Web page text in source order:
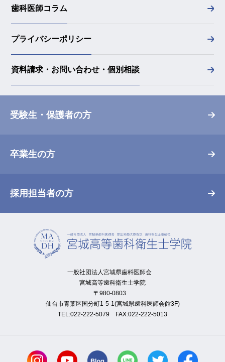
歯科医師コラム
プライバシーポリシー
資料請求・お問い合わせ・個別相談
受験生・保護者の方
卒業生の方
採用担当者の方
一般社団法人宮城県歯科医師会
宮城高等歯科衛生士学院
〒980-0803
仙台市青葉区国分町1-5-1(宮城県歯科医師会館3F)
TEL:022-222-5079 FAX:022-222-5013